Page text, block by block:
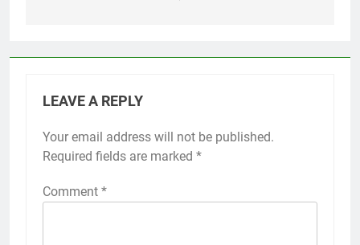
LEAVE A REPLY
Your email address will not be published.
Required fields are marked *
Comment *